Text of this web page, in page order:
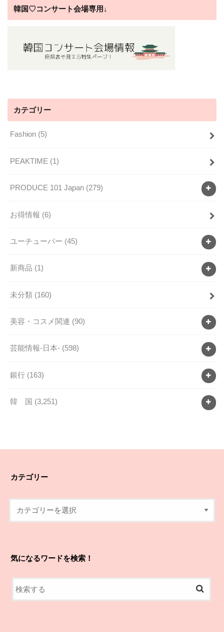
韓国♡コンサート会場専用↓
カテゴリー
Fashion (5)
PEAKTIME (1)
PRODUCE 101 Japan (279)
お得情報 (6)
ユーチューバー (45)
新商品 (1)
未分類 (160)
美容・コスメ関連 (90)
芸能情報-日本- (598)
銀行 (163)
韓 国 (3,251)
カテゴリー
気になるワードを検索！